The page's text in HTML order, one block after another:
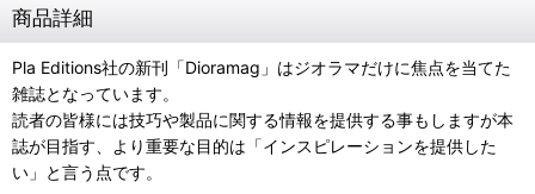
商品詳細
Pla Editions社の新刊「Dioramag」はジオラマだけに焦点を当てた
雑誌となっています。
読者の皆様には技巧や製品に関する情報を提供する事もしますが本
誌が目指す、より重要な目的は「インスピレーションを提供した
い」と言う点です。